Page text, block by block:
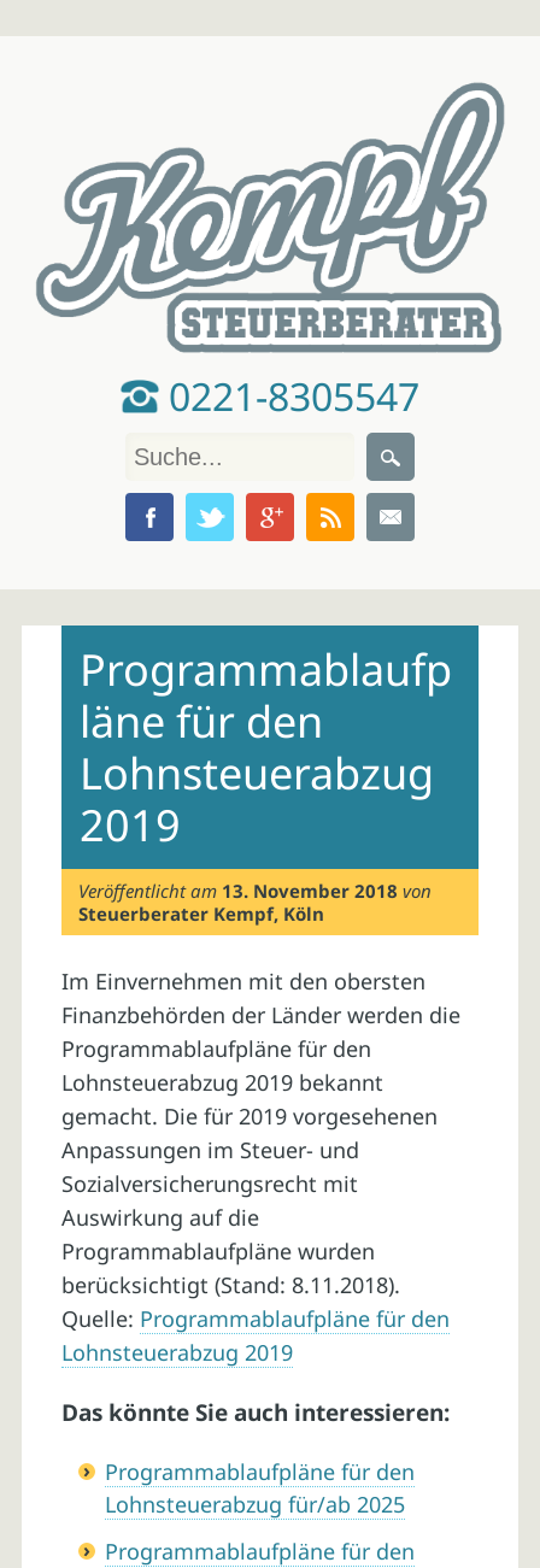
0221-8305547
contentProgrammablaufp
läne für den
Lohnsteuerabzug
2019
Veröffentlicht am 13. November 2018 von
Steuerberater Kempf, Köln
Im Einvernehmen mit den obersten
Finanzbehörden der Länder werden die
Programmablaufpläne für den
Lohnsteuerabzug 2019 bekannt
gemacht. Die für 2019 vorgesehenen
Anpassungen im Steuer- und
Sozialversicherungsrecht mit
Auswirkung auf die
Programmablaufpläne wurden
berücksichtigt (Stand: 8.11.2018).
Quelle: Programmablaufpläne für den
Lohnsteuerabzug 2019
Das könnte Sie auch interessieren:
Programmablaufpläne für den
Lohnsteuerabzug für/ab 2025
Programmablaufpläne für den